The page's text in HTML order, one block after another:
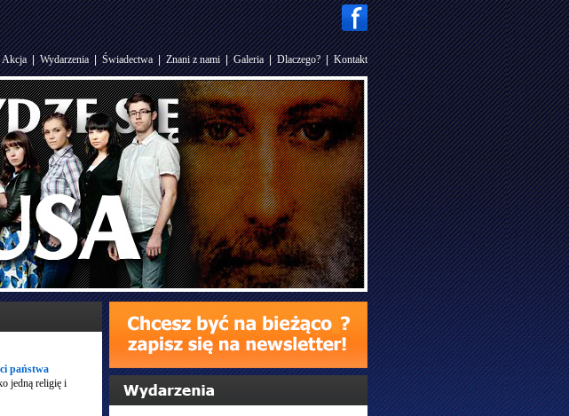
Akcja|Wydarzenia|Świadectwa|Znani z nami|Galeria|Dlaczego?|Kontakt
państwa
jedną religię i